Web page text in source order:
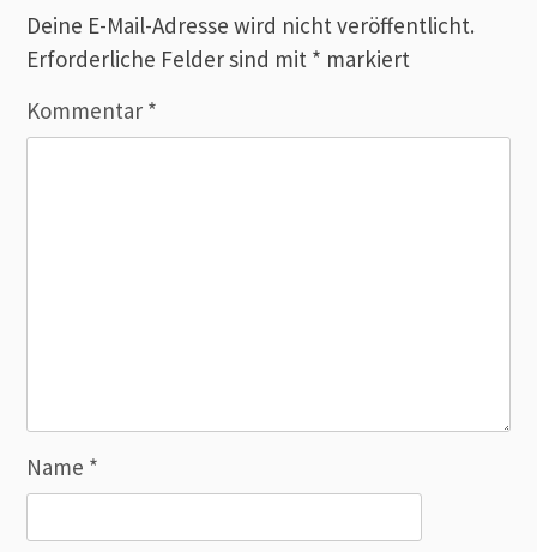
Deine E-Mail-Adresse wird nicht veröffentlicht.
Erforderliche Felder sind mit * markiert
Kommentar *
Name *